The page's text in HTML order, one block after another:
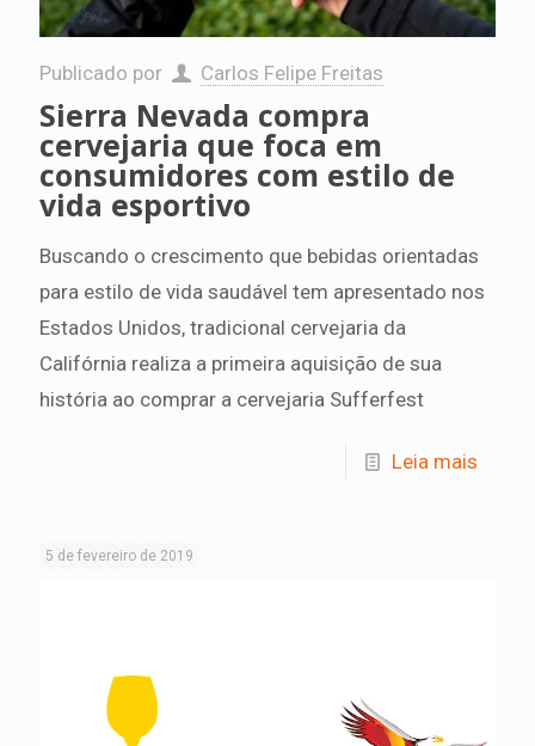
Publicado por Carlos Felipe Freitas
Sierra Nevada compra
cervejaria que foca em
consumidores com estilo de
vida esportivo
Buscando o crescimento que bebidas orientadas
para estilo de vida saudável tem apresentado nos
Estados Unidos, tradicional cervejaria da
Califórnia realiza a primeira aquisição de sua
história ao comprar a cervejaria Sufferfest
Leia mais
5 de fevereiro de 2019